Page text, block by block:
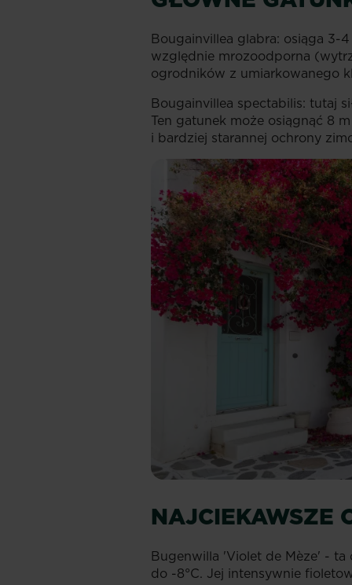
Bougainvillea glabra: osiąga 3-
względnie mrozoodporna
ogrodników z umiarkowanego
Bougainvillea spectabilis: tutaj
Ten gatunek może osiągnąć 8
i bardziej starannej ochrony
NAJCIEKAWSZE
Bugenwilla 'Violet de Mèze' -
do -8°C. Jej intensywnie